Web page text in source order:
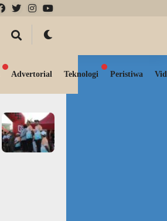
Advertorial Teknologi Peristiwa